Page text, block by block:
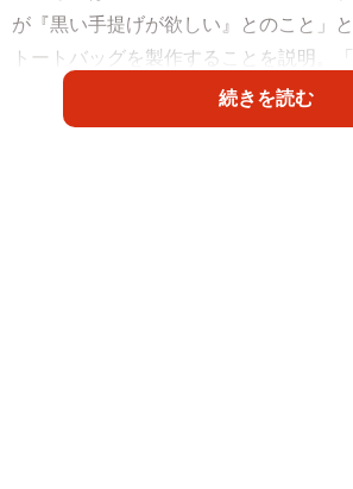
が『黒い手提げが欲しい』とのこと」
トートバッグを製作することを説明。
ギャザーに再び挑戦。今回はすんなり
た！」とコメントし、バッグ本体の布
続きを読む